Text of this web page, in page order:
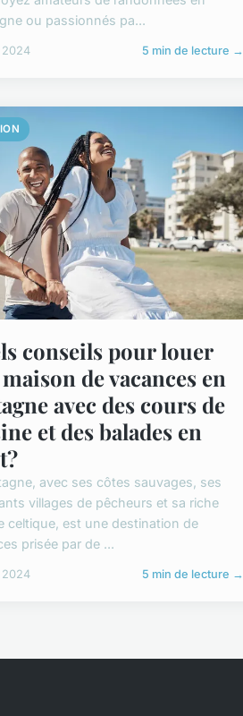
ou passionnés pa...
2024 5 min de lecture →
conseils pour louer
de vacances en
avec des cours de
et des balades en
avec ses côtes sauvages, ses
villages de pêcheurs et sa riche
celtique, est une destination de
prisée par de ...
2024 5 min de lecture →